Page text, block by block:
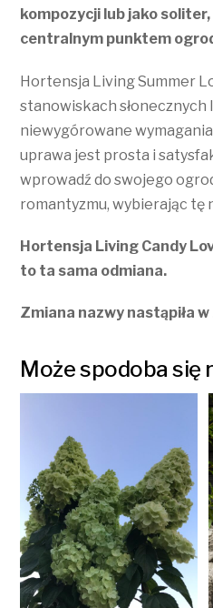
kompozycji lub jako
centralnym punktem
Hortensja Living Summer
stanowiskach słonecznych
niewygórowane
uprawa jest prosta i
wprowadź do swojego
romantyzmu, wybierając tę
Hortensja Living Candy
to ta sama odmiana.
Zmiana nazwy nastąpiła
Może spodoba się